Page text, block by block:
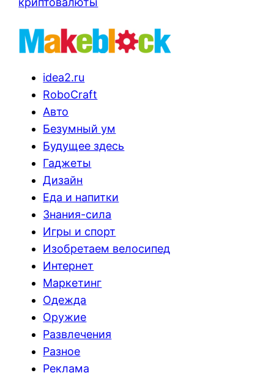
idea2.ru
RoboCraft
Авто
Безумный ум
Будущее здесь
Гаджеты
Дизайн
Еда и напитки
Знания-сила
Игры и спорт
Изобретаем велосипед
Интернет
Маркетинг
Одежда
Оружие
Развлечения
Разное
Реклама